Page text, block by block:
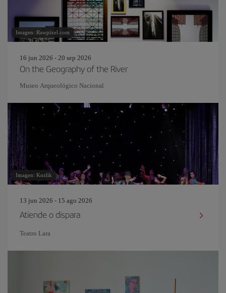
Imagen: Rawpixel.com
16 jun 2026 - 20 sep 2026
On the Geography of the River
Museo Arqueológico Nacional
Imagen: Kozlik
13 jun 2026 - 15 ago 2026
Atiende o dispara
Teatro Lara